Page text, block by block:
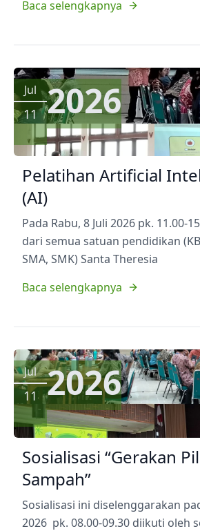
Baca selengkapnya
Jul
11 2026
Pelatihan Artificial
(AI)
Pada Rabu, 8 Juli 2026 pk. 11.00-
dari semua satuan pendidikan
SMA, SMK) Santa Theresia
Baca selengkapnya
Jul
11 2026
Sosialisasi “Gerakan
Sampah”
Sosialisasi ini diselenggarakan
2026 pk. 08.00-09.30 diikuti oleh